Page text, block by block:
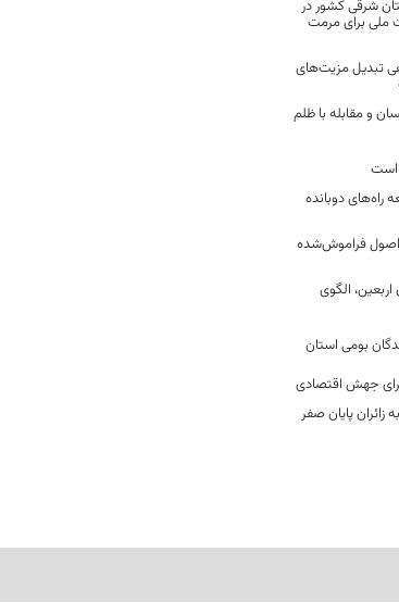
شرقی کشور در
ملی برای مرمت
تبدیل مزیت‌های
و مقابله با ظلم
است
توسعه راه‌های دوبانده
اصول فراموش‌شده
الگوی
بومی استان
جهش اقتصادی
پایان صفر